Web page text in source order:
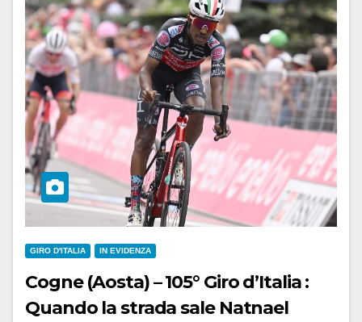
GIRO D'ITALIA IN EVIDENZA
Cogne (Aosta) – 105° Giro d’Italia :
Quando la strada sale Natnael